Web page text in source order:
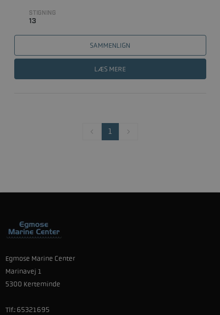
STIGNING
13
SAMMENLIGN
LÆS MERE
1
Egmose Marine Center
Marinavej 1
5300 Kerteminde
Tlf.: 65321695